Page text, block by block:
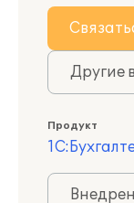
Другие
Продукт